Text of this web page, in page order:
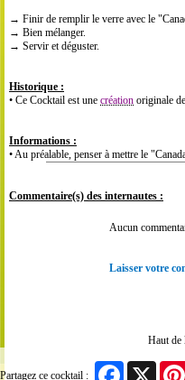
Partagez ce cocktail :
FacebookX
→ Finir de remplir le verre avec le
→ Bien mélanger.
→ Servir et déguster.
Historique :
• Ce Cocktail est une création originale
Informations :
• Au préalable, penser à mettre le
Commentaire(s) des internautes :
Aucun
Laisser votre
Haut de